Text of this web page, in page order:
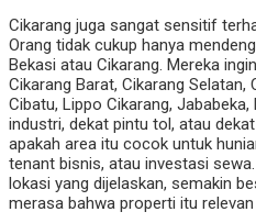
Cikarang juga sangat sensitif
Orang tidak cukup hanya
Bekasi atau Cikarang. Mereka
Cikarang Barat, Cikarang Selatan,
Cibatu, Lippo Cikarang,
industri, dekat pintu tol, atau
apakah area itu cocok untuk
tenant bisnis, atau investasi
lokasi yang dijelaskan, semakin
merasa bahwa properti itu